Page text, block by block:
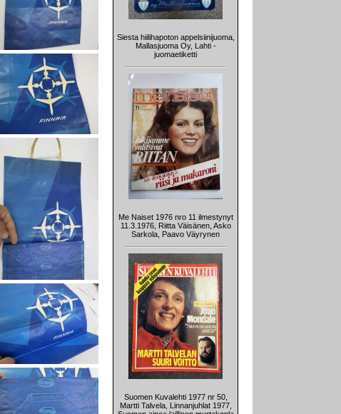
Siesta hiilihapoton appelsiinijuoma,
Mallasjuoma Oy, Lahti -
juomaetiketti
Me Naiset 1976 nro 11 ilmestynyt
11.3.1976, Riitta Väisänen, Asko
Sarkola, Paavo Väyrynen
Suomen Kuvalehti 1977 nr 50,
Martti Talvela, Linnanjuhlat 1977,